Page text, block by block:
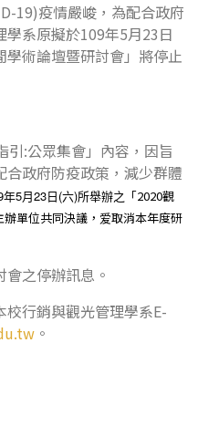
19)疫情嚴峻，為配合政府
系原擬於109年5月23日
學術論壇暨研討會」 將停止
引:公眾集會」內容，因旨
政府防疫政策，減少群體
5月23日(六)所舉辦之 「2020觀
單位共同決議，爱取消本年度研
之停辦訊息。
行銷與觀光管理學系E-
。